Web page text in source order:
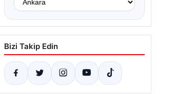
Bizi Takip Edin